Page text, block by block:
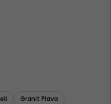
Granit Plava